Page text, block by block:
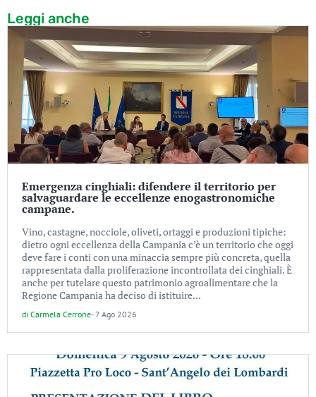
Leggi anche
Emergenza cinghiali: difendere il territorio per
salvaguardare le eccellenze enogastronomiche
campane.
Vino, castagne, nocciole, oliveti, ortaggi e produzioni tipiche:
dietro ogni eccellenza della Campania c’è un territorio che oggi
deve fare i conti con una minaccia sempre più concreta, quella
rappresentata dalla proliferazione incontrollata dei cinghiali. È
anche per tutelare questo patrimonio agroalimentare che la
Regione Campania ha deciso di istituire...
di Carmela Cerrone-7 Ago 2026